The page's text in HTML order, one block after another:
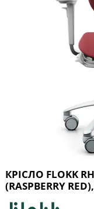
КРІСЛО FLOKK RH
(RASPBERRY